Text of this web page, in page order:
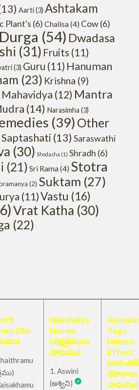
Aarti(3) Ashtakam
Plant's (6) Chalisa(4) Cow(6)
Durga (54) Dwadasa
(31) Fruits (11)
(3) Guru (11) Hanuman
(23) Krishna (9)
Mahavidya (12) Mantra
(14) Narasimha (3)
(39) Other
Saptashati (13) Saraswathi
(30) Shodasha (1) Shradh (6)
(21) Sri Rama(4) Stotra
(2) Suktam (27)
(11)Vastu (16)
Vrat Katha (30)
(22)
(నెల
)
Nakshatra
Names
(నక్షత్రములు
నామము)
1. Aswini
(అశ్విని)
Yoga
Names-
Effect
(అనందడి
యోగాలు
నామము)